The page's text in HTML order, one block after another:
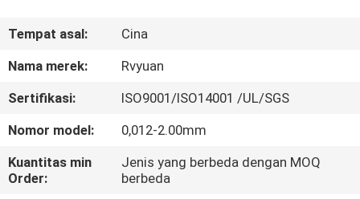
TENTANG
WISATA
PABRIK
Tempat asal:
Cina
Nama merek:
Rvyuan
Sertifikasi:
ISO9001/ISO14001 /UL/SGS
Nomor model:
0,012-2.00mm
Kuantitas min
Order:
Jenis yang berbeda dengan MOQ
berbeda